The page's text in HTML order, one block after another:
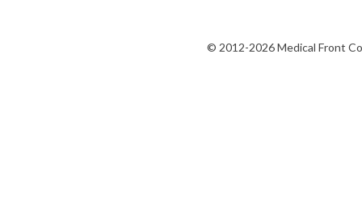
© 2012-2026 Medical Front